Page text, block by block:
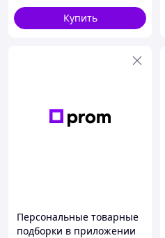
Купить
Персональные товарные
подборки в приложении